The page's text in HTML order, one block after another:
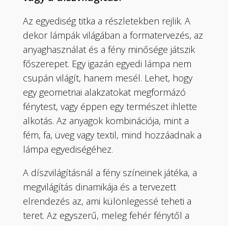
Az egyediség titka a részletekben rejlik. A
dekor lámpák világában a formatervezés, az
anyaghasználat és a fény minősége játszik
főszerepet. Egy igazán egyedi lámpa nem
csupán világít, hanem mesél. Lehet, hogy
egy geometriai alakzatokat megformázó
fénytest, vagy éppen egy természet ihlette
alkotás. Az anyagok kombinációja, mint a
fém, fa, üveg vagy textil, mind hozzáadnak a
lámpa egyediségéhez.
A díszvilágításnál a fény színeinek játéka, a
megvilágítás dinamikája és a tervezett
elrendezés az, ami különlegessé teheti a
teret. Az egyszerű, meleg fehér fénytől a